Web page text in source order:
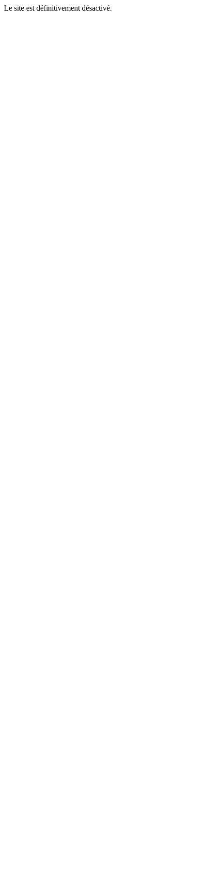
Le site est définitivement désactivé.